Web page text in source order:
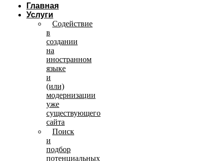
Главная
Услуги
Содействие
в
создании
на
иностранном
языке
и
(или)
модернизации
уже
существующего
сайта
Поиск
и
подбор
потенциальных